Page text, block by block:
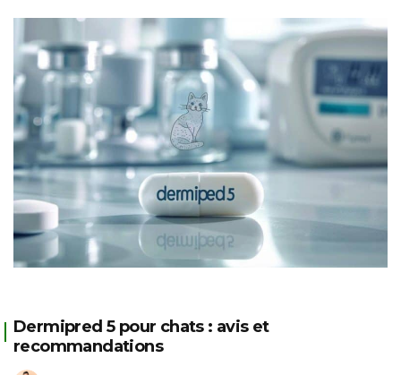
Dermipred 5 pour chats : avis et
recommandations